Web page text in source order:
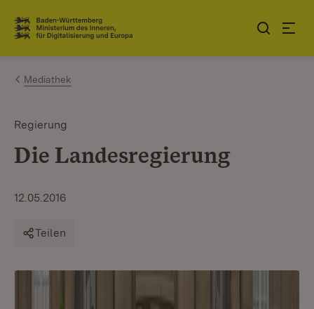
Zum Inhalt springen
Link zur Startseite
Mediathek
Regierung
Die Landesregierung
12.05.2016
Teilen